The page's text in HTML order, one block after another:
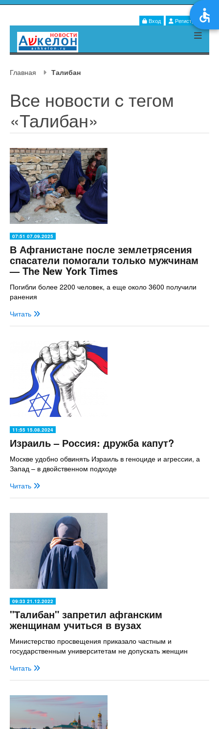
Вход Регистрация
Главная Талибан
Все новости c тегом
«Талибан»
07:51 07.09.2025
В Афганистане после землетрясения
спасатели помогали только мужчинам
— The New York Times
Погибли более 2200 человек, а еще около 3600 получили
ранения
Читать
11:55 15.08.2024
Израиль – Россия: дружба капут?
Москве удобно обвинять Израиль в геноциде и агрессии, а
Запад – в двойственном подходе
Читать
09:33 21.12.2022
"Талибан" запретил афганским
женщинам учиться в вузах
Министерство просвещения приказало частным и
государственным университетам не допускать женщин
Читать